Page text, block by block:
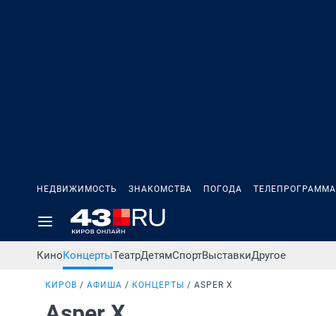
НЕДВИЖИМОСТЬ ЗНАКОМСТВА ПОГОДА ТЕЛЕПРОГРАММА
КиноКонцертыТеатрДетямСпортВыставкиДругое
КИРОВ АФИША КОНЦЕРТЫ ASPER X